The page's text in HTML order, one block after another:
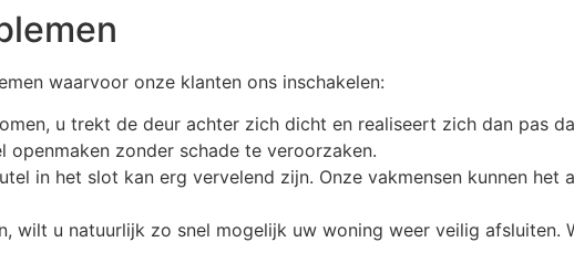
waarvoor onze klanten ons inschakelen:
u trekt de deur achter zich dicht en realiseert zich dan pas
openmaken zonder schade te veroorzaken.
in het slot kan erg vervelend zijn. Onze vakmensen kunnen het
wilt u natuurlijk zo snel mogelijk uw woning weer veilig afsluiten.